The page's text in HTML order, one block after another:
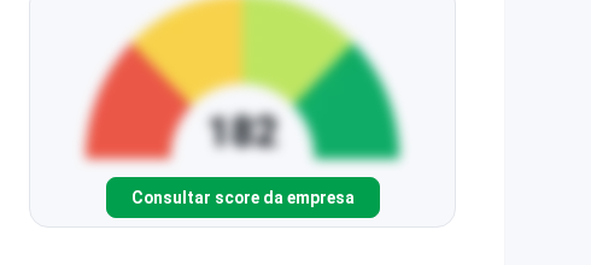
Consultar score da empresa